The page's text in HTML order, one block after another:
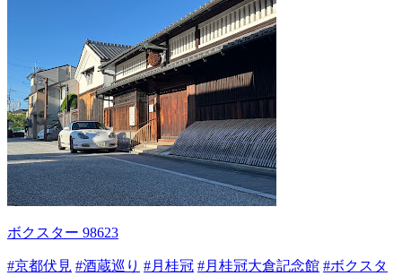
ボクスター 98623
#京都伏見 #酒蔵巡り #月桂冠 #月桂冠大倉記念館 #ボクスタ